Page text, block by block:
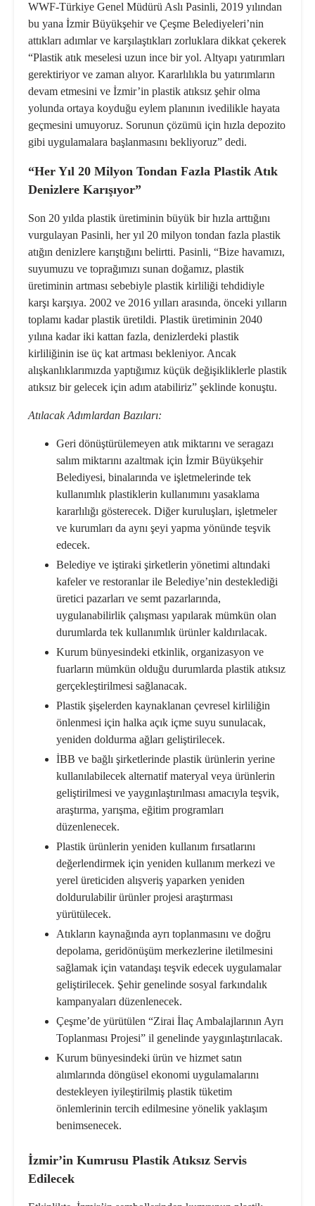
WWF-Türkiye Genel Müdürü Aslı Pasinli, 2019 yılından
bu yana İzmir Büyükşehir ve Çeşme Belediyeleri’nin
attıkları adımlar ve karşılaştıkları zorluklara dikkat çekerek
“Plastik atık meselesi uzun ince bir yol. Altyapı yatırımları
gerektiriyor ve zaman alıyor. Kararlılıkla bu yatırımların
devam etmesini ve İzmir’in plastik atıksız şehir olma
yolunda ortaya koyduğu eylem planının ivedilikle hayata
geçmesini umuyoruz. Sorunun çözümü için hızla depozito
gibi uygulamalara başlanmasını bekliyoruz” dedi.
“Her Yıl 20 Milyon Tondan Fazla Plastik Atık
Denizlere Karışıyor”
Son 20 yılda plastik üretiminin büyük bir hızla arttığını
vurgulayan Pasinli, her yıl 20 milyon tondan fazla plastik
atığın denizlere karıştığını belirtti. Pasinli, “Bize havamızı,
suyumuzu ve toprağımızı sunan doğamız, plastik
üretiminin artması sebebiyle plastik kirliliği tehdidiyle
karşı karşıya. 2002 ve 2016 yılları arasında, önceki yılların
toplamı kadar plastik üretildi. Plastik üretiminin 2040
yılına kadar iki kattan fazla, denizlerdeki plastik
kirliliğinin ise üç kat artması bekleniyor. Ancak
alışkanlıklarımızda yaptığımız küçük değişikliklerle plastik
atıksız bir gelecek için adım atabiliriz” şeklinde konuştu.
Atılacak Adımlardan Bazıları:
Geri dönüştürülemeyen atık miktarını ve seragazı
salım miktarını azaltmak için İzmir Büyükşehir
Belediyesi, binalarında ve işletmelerinde tek
kullanımlık plastiklerin kullanımını yasaklama
kararlılığı gösterecek. Diğer kuruluşları, işletmeler
ve kurumları da aynı şeyi yapma yönünde teşvik
edecek.
Belediye ve iştiraki şirketlerin yönetimi altındaki
kafeler ve restoranlar ile Belediye’nin desteklediği
üretici pazarları ve semt pazarlarında,
uygulanabilirlik çalışması yapılarak mümkün olan
durumlarda tek kullanımlık ürünler kaldırılacak.
Kurum bünyesindeki etkinlik, organizasyon ve
fuarların mümkün olduğu durumlarda plastik atıksız
gerçekleştirilmesi sağlanacak.
Plastik şişelerden kaynaklanan çevresel kirliliğin
önlenmesi için halka açık içme suyu sunulacak,
yeniden doldurma ağları geliştirilecek.
İBB ve bağlı şirketlerinde plastik ürünlerin yerine
kullanılabilecek alternatif materyal veya ürünlerin
geliştirilmesi ve yaygınlaştırılması amacıyla teşvik,
araştırma, yarışma, eğitim programları
düzenlenecek.
Plastik ürünlerin yeniden kullanım fırsatlarını
değerlendirmek için yeniden kullanım merkezi ve
yerel üreticiden alışveriş yaparken yeniden
doldurulabilir ürünler projesi araştırması
yürütülecek.
Atıkların kaynağında ayrı toplanmasını ve doğru
depolama, geridönüşüm merkezlerine iletilmesini
sağlamak için vatandaşı teşvik edecek uygulamalar
geliştirilecek. Şehir genelinde sosyal farkındalık
kampanyaları düzenlenecek.
Çeşme’de yürütülen “Zirai İlaç Ambalajlarının Ayrı
Toplanması Projesi” il genelinde yaygınlaştırılacak.
Kurum bünyesindeki ürün ve hizmet satın
alımlarında döngüsel ekonomi uygulamalarını
destekleyen iyileştirilmiş plastik tüketim
önlemlerinin tercih edilmesine yönelik yaklaşım
benimsenecek.
İzmir’in Kumrusu Plastik Atıksız Servis
Edilecek